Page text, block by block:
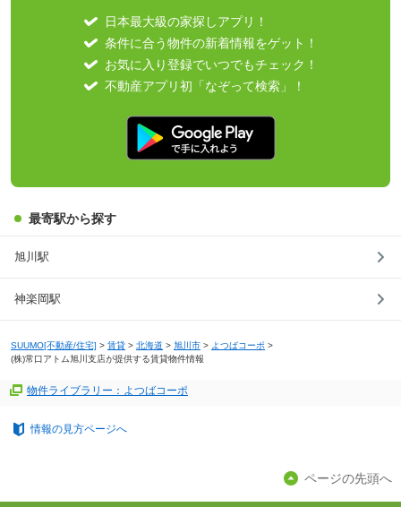
日本最大級の家探しアプリ！
条件に合う物件の新着情報をゲット！
お気に入り登録でいつでもチェック！
不動産アプリ初「なぞって検索」！
最寄駅から探す
旭川駅
神楽岡駅
SUUMO[不動産/住宅] > 賃貸 > 北海道 > 旭川市 > よつばコーポ >
(株)常口アトム旭川支店が提供する賃貸物件情報
物件ライブラリー：よつばコーポ
情報の見方ページへ
ページの先頭へ